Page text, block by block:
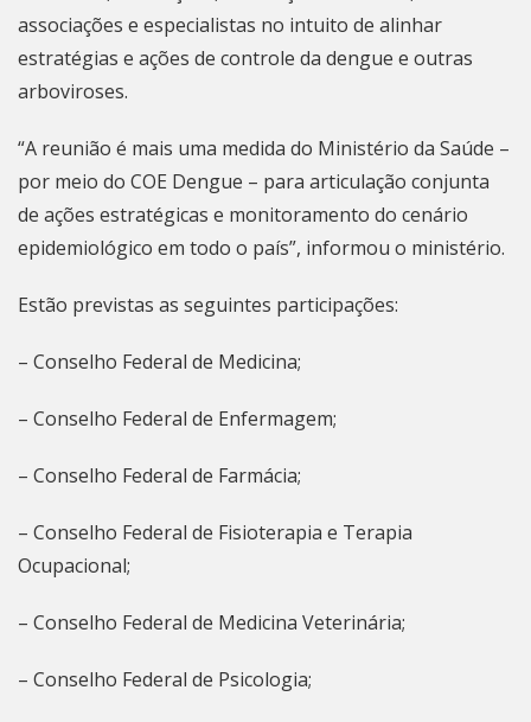
associações e especialistas no intuito de alinhar
estratégias e ações de controle da dengue e outras
arboviroses.
“A reunião é mais uma medida do Ministério da Saúde –
por meio do COE Dengue – para articulação conjunta
de ações estratégicas e monitoramento do cenário
epidemiológico em todo o país”, informou o ministério.
Estão previstas as seguintes participações:
– Conselho Federal de Medicina;
– Conselho Federal de Enfermagem;
– Conselho Federal de Farmácia;
– Conselho Federal de Fisioterapia e Terapia
Ocupacional;
– Conselho Federal de Medicina Veterinária;
– Conselho Federal de Psicologia;